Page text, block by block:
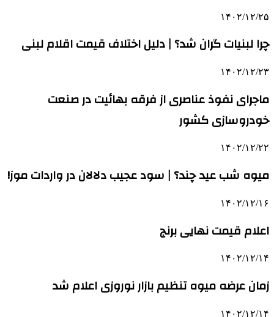
۱۴۰۲/۱۲/۲۵
چرا لبنیات گران شد؟ | دلیل اختلاف قیمت اقلام لبنی
۱۴۰۲/۱۲/۲۳
ماجرای نفوذ عناصری از فرقه بهائیت در صنعت
خودروسازی کشور
۱۴۰۲/۱۲/۲۲
میوه شب عید چند؟ | سود عجیب دلالان در واردات موز!
۱۴۰۲/۱۲/۱۶
اعلام قیمت نهایی برنج
۱۴۰۲/۱۲/۱۴
زمان عرضه میوه تنظیم بازار نوروزی اعلام شد
۱۴۰۲/۱۲/۱۴